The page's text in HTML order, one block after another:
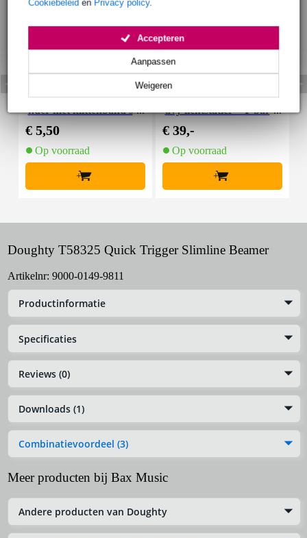
Cookiebeleid en Privacy policy.
Weigeren
Aanpassen
Accepteren
Innox Snap 27 kabelbi
nder met klittenband s
mal zwart (10 stuks)
€ 5,50
Op voorraad
+
Innox IVA 01 LS Kit he
avy lichtstatief + T-bar
€ 39,-
Op voorraad
+
Doughty T58325 Quick Trigger Slimline Beamer
Artikelnr: 9000-0149-9811
Productinformatie
Specificaties
Reviews (0)
Downloads (1)
Combinatievoordeel (3)
Meer producten bij Bax Music
Andere producten van Doughty